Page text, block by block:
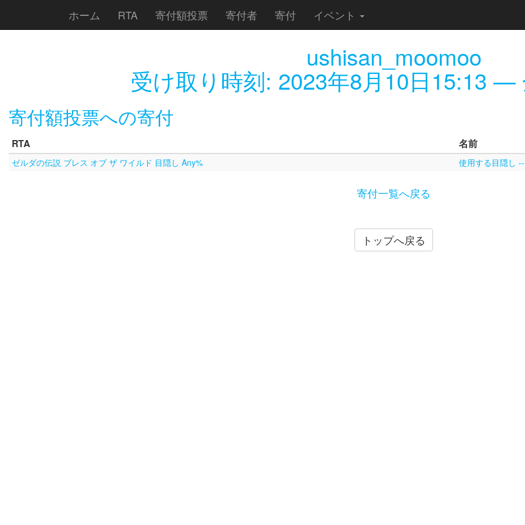
ホーム RTA 寄付額投票 寄付者 寄付 イベント
ushisan_moomoo
受け取り時刻: 2023年8月10日15:13 —
寄付額投票への寄付
RTA 名前
ゼルダの伝説 ブレス オブ ザ ワイルド 目隠し Any% 使用する目隠し
寄付一覧へ戻る
トップへ戻る